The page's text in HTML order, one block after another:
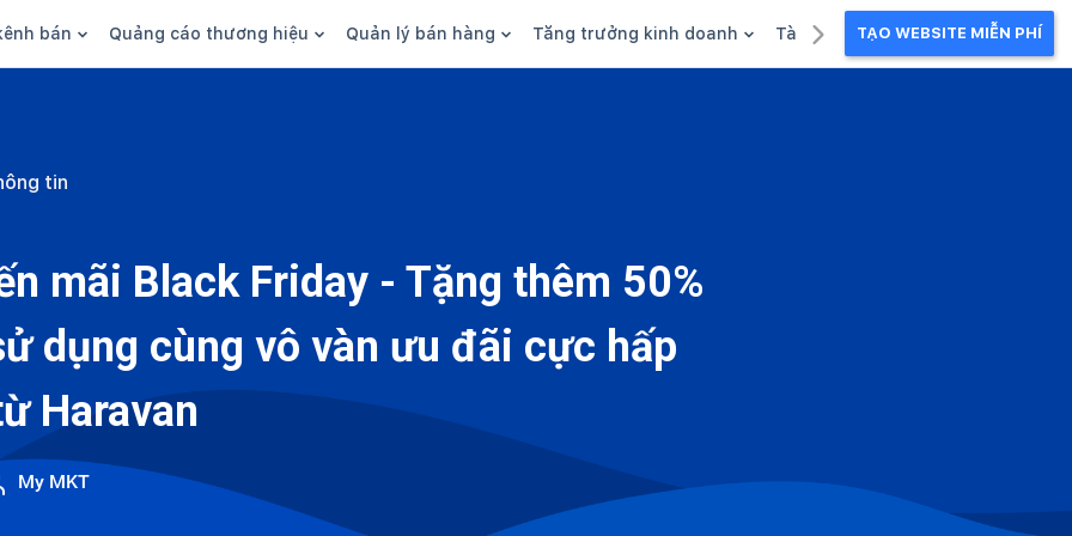
bán
social
sàn
Quảng cáo thương hiệu
Thương hiệu/Brand
Quản lý bán hàng
Tài chính
Nhân viên
Tăng trưởng kinh doanh Tài liệu kinh doanhTẠO WEBSITE MIỄN PHÍ
tin
mãi Black Friday - Tặng thêm 50%
dụng cùng vô vàn ưu đãi cực hấp
Haravan
My MKT